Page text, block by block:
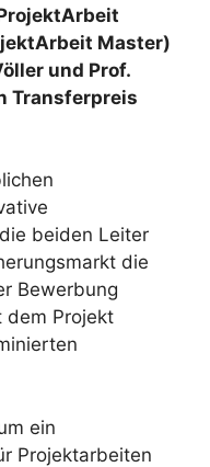
Master)
und Prof.
Transferpreis
beiden Leiter
die
Bewerbung
dem Projekt
ein
Projektarbeiten